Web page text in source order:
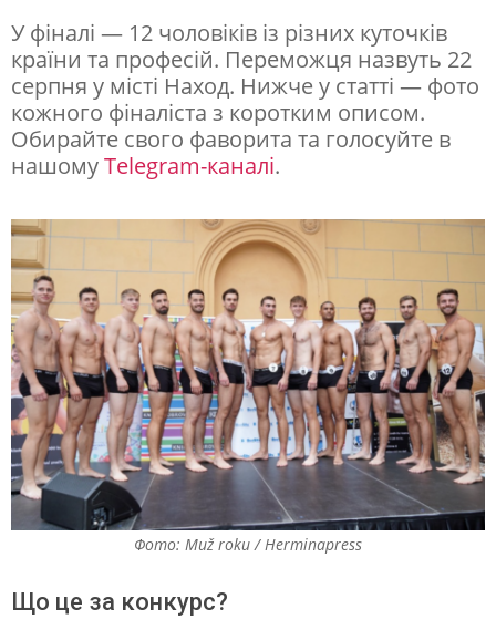
ц
е
й
с
ь
і
,
т
а
н
ц
і
в
н
к
У фіналі — 12 чоловіків із різних куточків
країни та професій. Переможця назвуть 22
серпня у місті Наход. Нижче у статті — фото
кожного фіналіста з коротким описом.
Обирайте свого фаворита та голосуйте в
нашомуTelegram-каналі.
Фото: Muž roku / Herminapress
Що це за конкурс?